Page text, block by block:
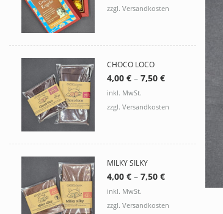
zzgl. Versandkosten
CHOCO LOCO
4,00 € – 7,50 €
inkl. MwSt.
zzgl. Versandkosten
MILKY SILKY
4,00 € – 7,50 €
inkl. MwSt.
zzgl. Versandkosten